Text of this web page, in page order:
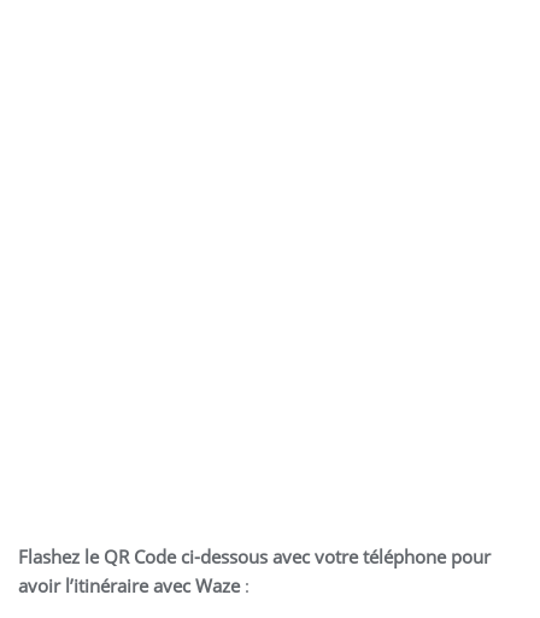
Flashez le QR Code ci-dessous avec votre téléphone pour
avoir l’itinéraire avec Waze: